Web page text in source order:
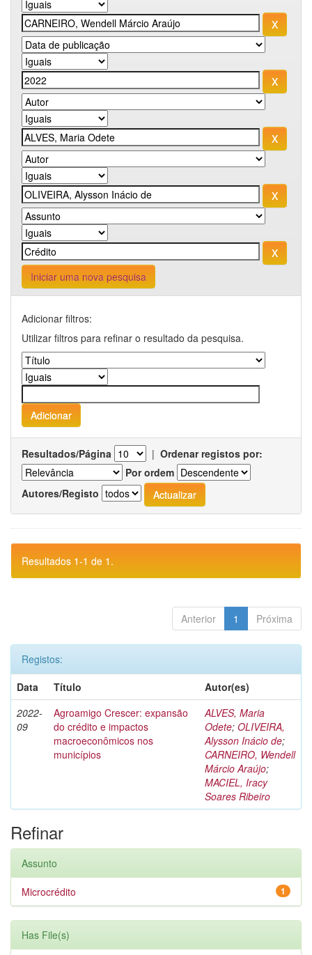
Iniciar uma nova pesquisa
Adicionar filtros:
Utilizar filtros para refinar o resultado da pesquisa.
Resultados/Página | Ordenar registos por:
Por ordem
Autores/Registo
Resultados 1-1 de 1.
Anterior 1 Próxima
Registos:
Data
Título
Autor(es)
2022-
09
Agroamigo Crescer: expansão
do crédito e impactos
macroeconômicos nos
municípios
ALVES, Maria
Odete; OLIVEIRA,
Alysson Inácio de;
CARNEIRO, Wendell
Márcio Araújo;
MACIEL, Iracy
Soares Ribeiro
Refinar
Assunto
1
Microcrédito
Has File(s)